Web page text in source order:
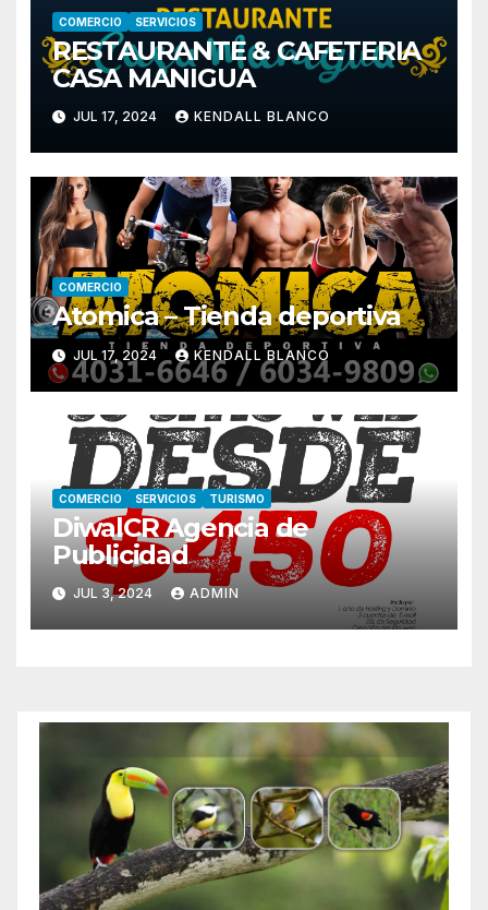
COMERCIO SERVICIOS
RESTAURANTE & CAFETERIA
CASA MANIGUA
JUL 17, 2024 KENDALL BLANCO
COMERCIO
Atomica – Tienda deportiva
JUL 17, 2024 KENDALL BLANCO
COMERCIO SERVICIOS TURISMO
DiwalCR Agencia de
Publicidad
JUL 3, 2024 ADMIN